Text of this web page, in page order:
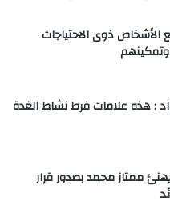
ذوى الاحتياجات
: هذه علامات فرط نشاط الغدة
ممتاز محمد بصدور قرار